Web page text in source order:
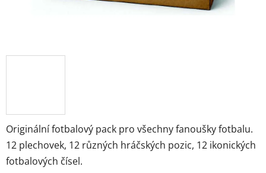
Originální fotbalový pack pro všechny fanoušky fotbalu.
12 plechovek, 12 různých hráčských pozic, 12 ikonických
fotbalových čísel.